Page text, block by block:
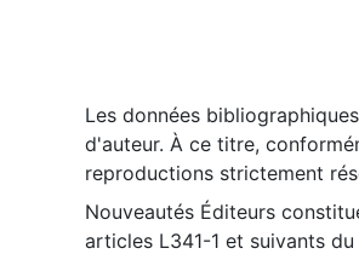
Les données
d'auteur. À ce titre,
reproductions strictement
Nouveautés Éditeurs
articles L341-1 et suivants